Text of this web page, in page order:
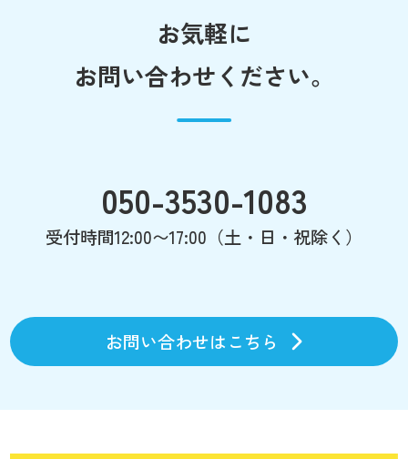
お気軽に
お問い合わせください。
050-3530-1083
受付時間12:00〜17:00（土・日・祝除く）
お問い合わせはこちら